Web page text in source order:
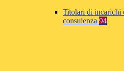
Titolari di incarichi
consulenza 94